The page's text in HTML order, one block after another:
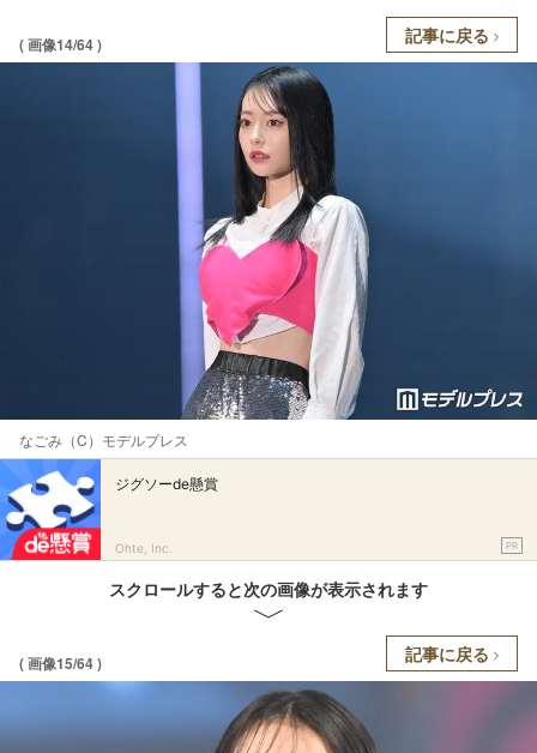
( 画像14/64 ) 記事に戻る
なごみ（C）モデルプレス
ジグソーde懸賞
Ohte, Inc. PR
スクロールすると次の画像が表示されます
( 画像15/64 ) 記事に戻る